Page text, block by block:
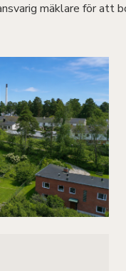
mäklare för att